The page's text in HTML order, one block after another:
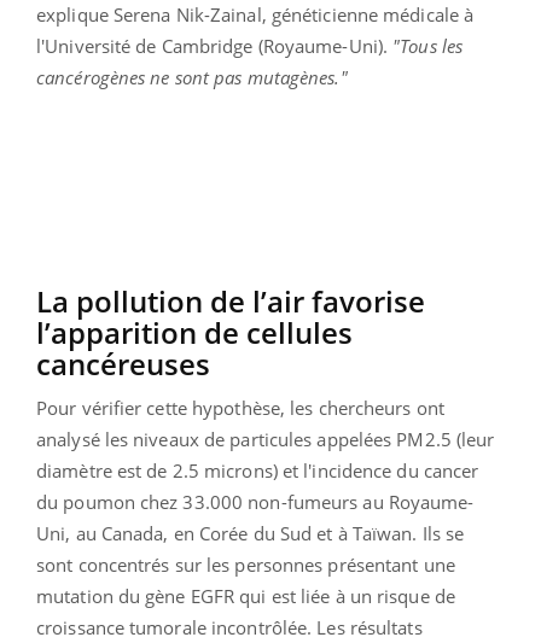
explique Serena Nik-Zainal, généticienne médicale à
l'Université de Cambridge (Royaume-Uni). "Tous les
cancérogènes ne sont pas mutagènes."
La pollution de l’air favorise
l’apparition de cellules
cancéreuses
Pour vérifier cette hypothèse, les chercheurs ont
analysé les niveaux de particules appelées PM2.5 (leur
diamètre est de 2.5 microns) et l'incidence du cancer
du poumon chez 33.000 non-fumeurs au Royaume-
Uni, au Canada, en Corée du Sud et à Taïwan. Ils se
sont concentrés sur les personnes présentant une
mutation du gène EGFR qui est liée à un risque de
croissance tumorale incontrôlée. Les résultats